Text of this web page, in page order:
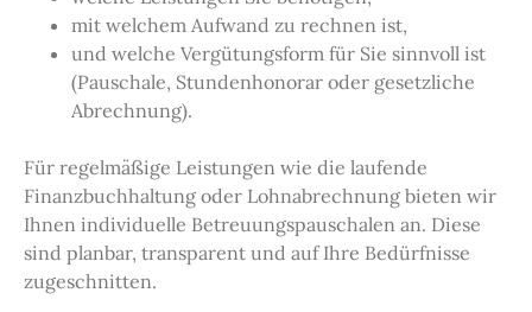
mit welchem Aufwand zu rechnen ist,
und welche Vergütungsform für Sie sinnvoll ist
(Pauschale, Stundenhonorar oder gesetzliche
Abrechnung).
Für regelmäßige Leistungen wie die laufende
Finanzbuchhaltung oder Lohnabrechnung bieten wir
Ihnen individuelle Betreuungspauschalen an. Diese
sind planbar, transparent und auf Ihre Bedürfnisse
zugeschnitten.